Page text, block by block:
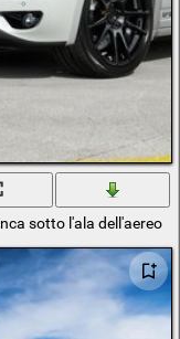
su asfaltata piatta
sotto l'ala dell'aereo